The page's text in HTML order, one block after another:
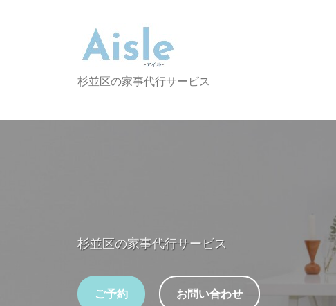
A
杉並区の家事代行サービス
杉並区の家事代行サービス
ご予約 お問い合わせ
e